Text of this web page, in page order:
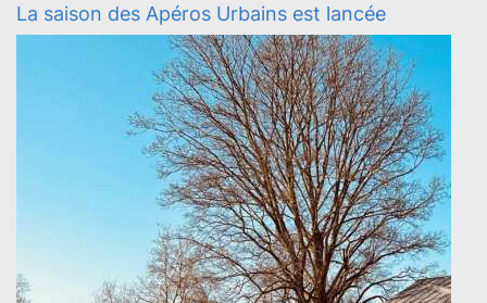
La saison des Apéros Urbains est lancée